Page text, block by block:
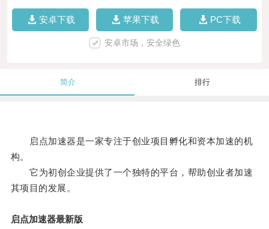
安卓下载 苹果下载 PC下载
安卓市场，安全绿色
简介 排行
启点加速器是一家专注于创业项目孵化和资本加速的机
构。
它为初创企业提供了一个独特的平台，帮助创业者加速
其项目的发展。
启点加速器最新版